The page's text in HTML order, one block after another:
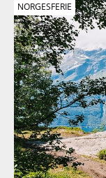
NORGESFERIE